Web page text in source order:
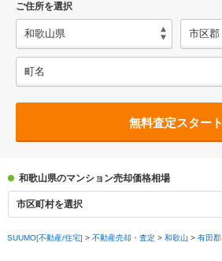
ご住所を選択
無料査定スタート
和歌山県のマンション売却価格相場
市区町村を選択
SUUMO[不動産/住宅] > 不動産売却・査定 > 和歌山 > 有田郡